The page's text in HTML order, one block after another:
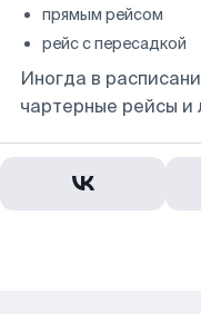
прямым рейсом
рейс с пересадкой
Иногда в
чартерные рейсы и